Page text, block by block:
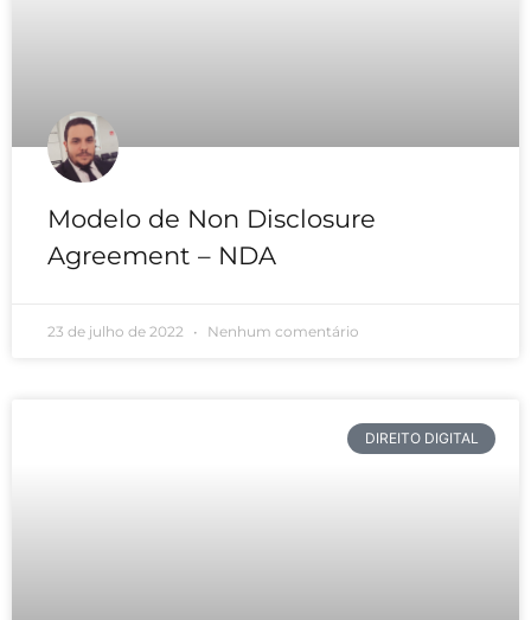
Modelo de Non Disclosure
Agreement – NDA
23 de julho de 2022 Nenhum comentário
DIREITO DIGITAL